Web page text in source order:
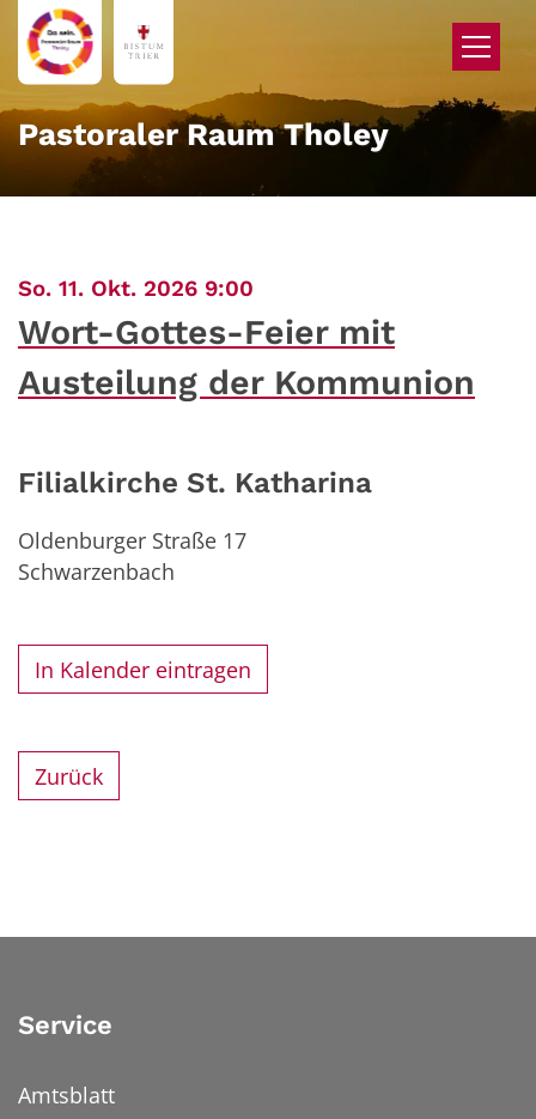
Zum Inhalt springen
Pastoraler Raum Tholey
So. 11. Okt. 2026 9:00
Wort-Gottes-Feier mit
Austeilung der Kommunion
Filialkirche St. Katharina
Oldenburger Straße 17
Schwarzenbach
In Kalender eintragen
Zurück
Service
Amtsblatt